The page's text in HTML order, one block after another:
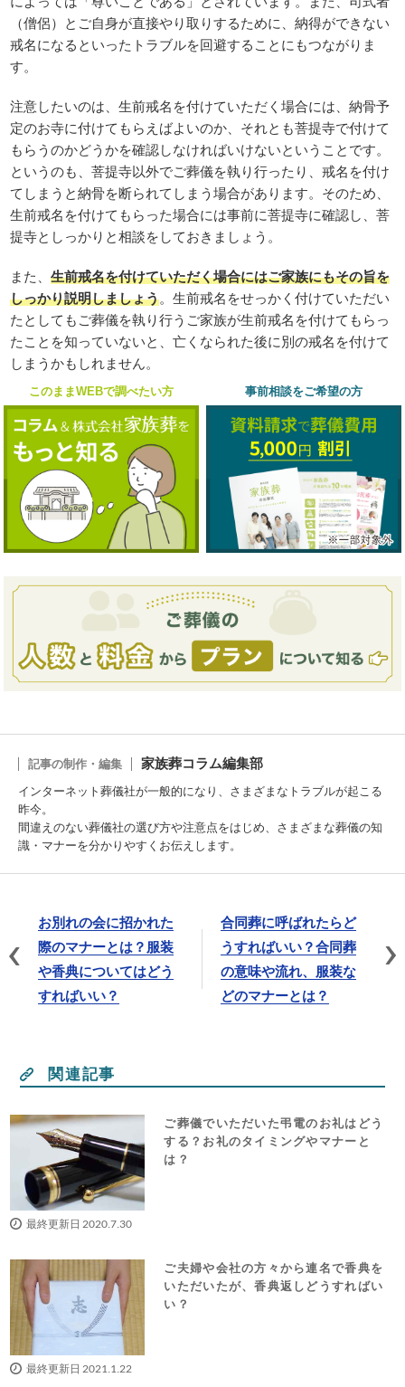
（僧侶）とご自身が直接やり取りするために、納得ができない
戒名になるといったトラブルを回避することにもつながりま
す。
注意したいのは、生前戒名を付けていただく場合には、納骨予
定のお寺に付けてもらえばよいのか、それとも菩提寺で付けて
もらうのかどうかを確認しなければいけないということです。
というのも、菩提寺以外でご葬儀を執り行ったり、戒名を付け
てしまうと納骨を断られてしまう場合があります。そのため、
生前戒名を付けてもらった場合には事前に菩提寺に確認し、菩
提寺としっかりと相談をしておきましょう。
また、生前戒名を付けていただく場合にはご家族にもその旨を
しっかり説明しましょう。生前戒名をせっかく付けていただい
たとしてもご葬儀を執り行うご家族が生前戒名を付けてもらっ
たことを知っていないと、亡くなられた後に別の戒名を付けて
しまうかもしれません。
このままWEBで調べたい方 事前相談をご希望の方
記事の制作・編集 家族葬コラム編集部
インターネット葬儀社が一般的になり、さまざまなトラブルが起こる
昨今。
間違えのない葬儀社の選び方や注意点をはじめ、さまざまな葬儀の知
識・マナーを分かりやすくお伝えします。
お別れの会に招かれた
際のマナーとは？服装
や香典についてはどう
すればいい？
合同葬に呼ばれたらど
うすればいい？合同葬
の意味や流れ、服装な
どのマナーとは？
関連記事
ご葬儀でいただいた弔電のお礼はどう
する？お礼のタイミングやマナーと
は？
最終更新日 2020.7.30
ご夫婦や会社の方々から連名で香典を
いただいたが、香典返しどうすればい
い？
最終更新日 2021.1.22